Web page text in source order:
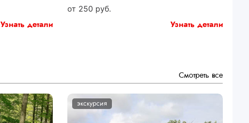
Узнать детали
от 250 руб.
Узнать детали
Смотреть все
экскурсия